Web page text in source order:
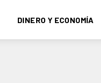
DINERO Y ECONOMÍA